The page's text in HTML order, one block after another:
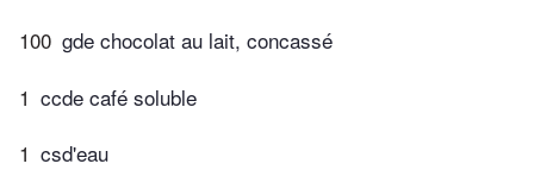
100 gde chocolat au lait, concassé
1 ccde café soluble
1 csd'eau